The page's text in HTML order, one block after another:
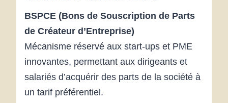
BSPCE (Bons de Souscription de Parts
de Créateur d’Entreprise)
Mécanisme réservé aux start-ups et PME
innovantes, permettant aux dirigeants et
salariés d’acquérir des parts de la société à
un tarif préférentiel.